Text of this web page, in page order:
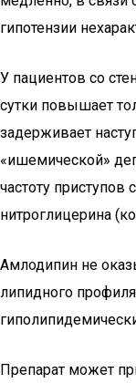
гипотензии
У пациентов со
сутки повышает
задерживает
«ишемической»
частоту приступов
нитроглицерина
Амлодипин не
липидного
Препарат может